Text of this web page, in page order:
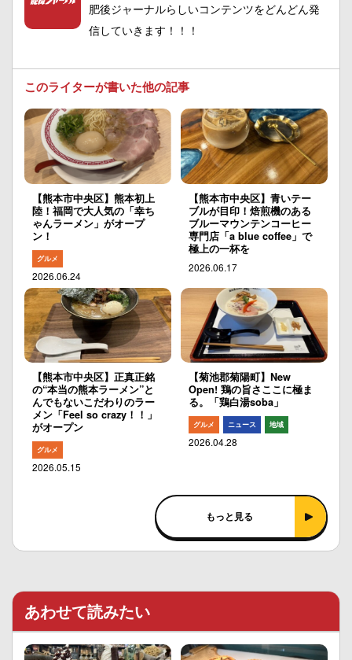
肥後ジャーナルらしいコンテンツをどんどん発
信していきます！！！
このライターが書いた他の記事
【熊本市中央区】熊本初上
陸！福岡で大人気の「幸ち
ゃんラーメン」がオープ
ン！
グルメ
2026.06.24
【熊本市中央区】青いテー
ブルが目印！焙煎機のある
ブルーマウンテンコーヒー
専門店「a blue coffee」で
極上の一杯を
2026.06.17
【熊本市中央区】正真正銘
の“本当の熊本ラーメン”と
んでもないこだわりのラー
メン「Feel so crazy！！」
がオープン
グルメ
2026.05.15
【菊池郡菊陽町】New
Open! 鶏の旨さここに極ま
る。「鶏白湯soba」
グルメ ニュース 地域
2026.04.28
もっと見る
あわせて読みたい